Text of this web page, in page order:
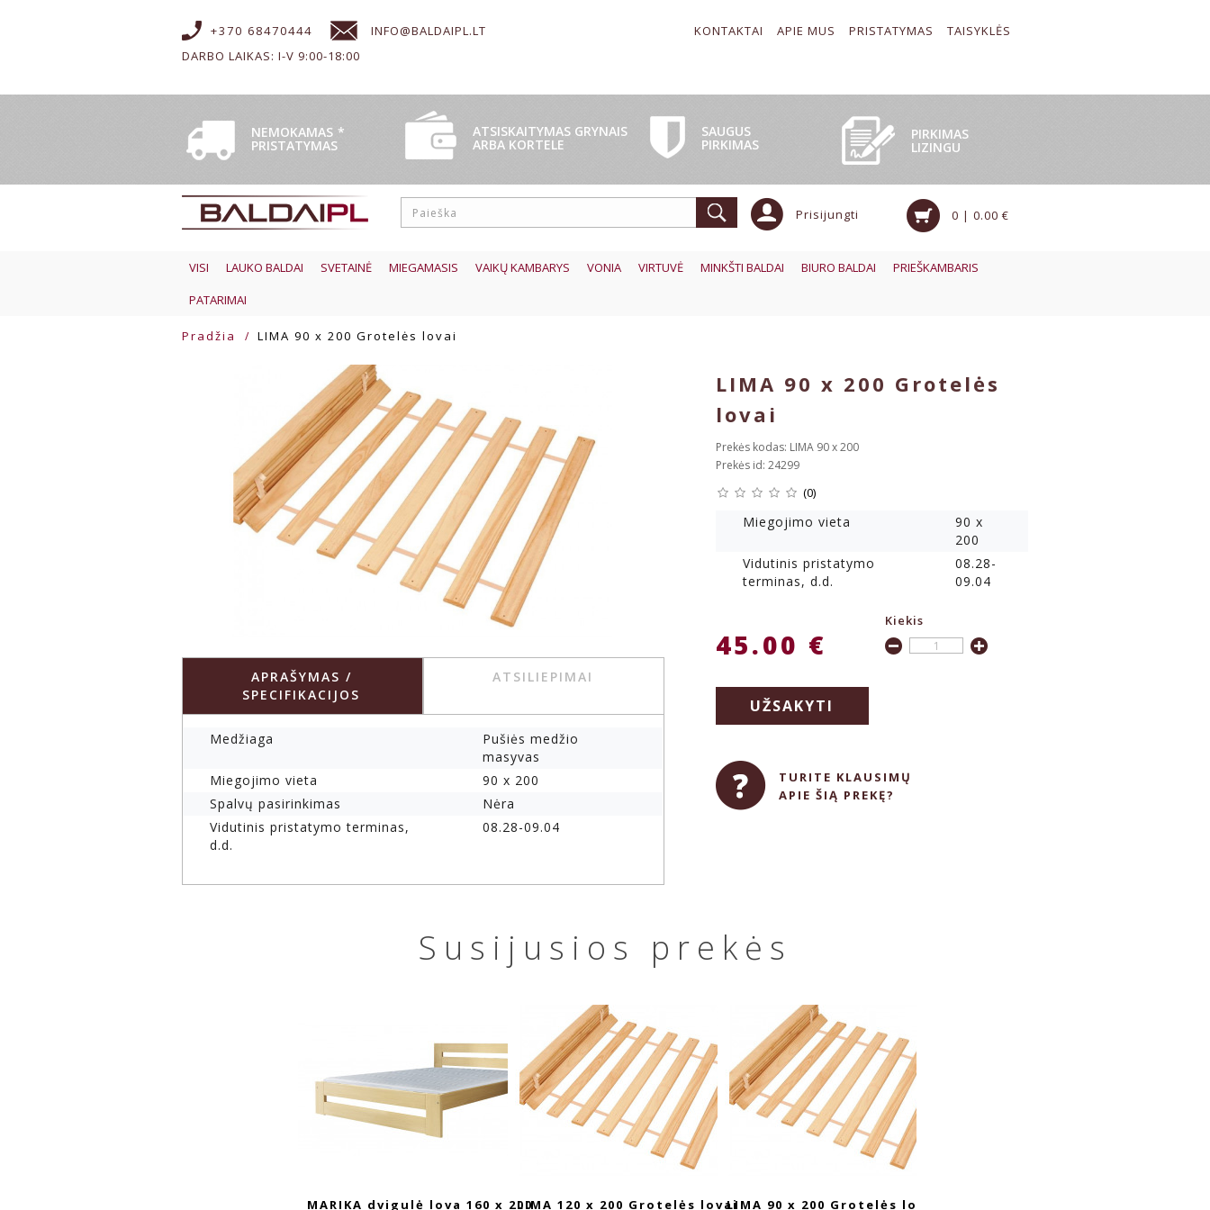
+370 68470444
INFO@BALDAIPL.LT
DARBO LAIKAS: I-V 9:00-18:00
KONTAKTAI APIE MUS PRISTATYMAS TAISYKLĖS
NEMOKAMAS
PRISTATYMAS
* ATSISKAITYMAS GRYNAIS
ARBA KORTELE
SAUGUS
PIRKIMAS
PIRKIMAS
LIZINGU
Prisijungti 0 | 0.00 €
VISI LAUKO BALDAI SVETAINĖ MIEGAMASIS VAIKŲ KAMBARYS VONIA VIRTUVĖ MINKŠTI BALDAI BIURO BALDAI
PRIEŠKAMBARIS
PATARIMAI
Pradžia LIMA 90 x 200 Grotelės lovai
APRAŠYMAS /
SPECIFIKACIJOS
ATSILIEPIMAI
Medžiaga
Pušiės medžio
masyvas
Miegojimo vieta
90 x 200
Spalvų pasirinkimas
Nėra
Vidutinis pristatymo terminas,
d.d.
08.28-09.04
LIMA 90 x 200 Grotelės
lovai
Prekės kodas: LIMA 90 x 200
Prekės id: 24299
(0)
Miegojimo vieta
90 x
200
Vidutinis pristatymo
terminas, d.d.
08.28-
09.04
45.00 €
Kiekis
UŽSAKYTI
TURITE KLAUSIMŲ
APIE ŠIĄ PREKĘ?
Susijusios prekės
MARIKA dvigulė lova 160 x 200LIMA 120 x 200 Grotelės lovaiLIMA 90 x 200 Grotelės lovai